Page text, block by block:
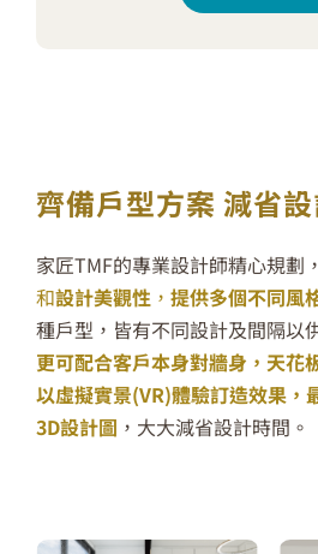
齊備戶型方案 減省
家匠TMF的專業設計師精心規劃
和設計美觀性 ，提供多個不同風
種戶型 ，皆有不同設計及間隔以
更可配合客戶本身對牆身，天花
以虛擬實景(VR)體驗訂造效果，
3D設計圖 ， 大大減省設計時間。